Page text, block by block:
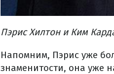
Пэрис Хилтон и Ким
Напомним, Пэрис уже
знаменитости, она уже